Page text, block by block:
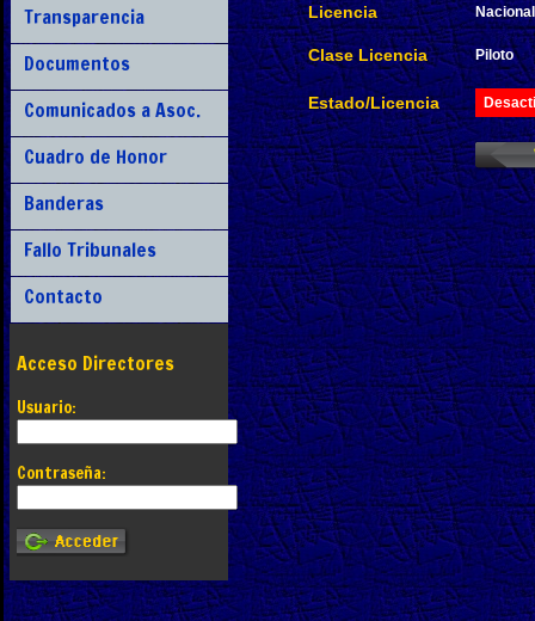
Transparencia
Documentos
Comunicados a Asoc.
Cuadro de Honor
Banderas
Fallo Tribunales
Contacto
Acceso Directores
Usuario:
Contraseña:
Licencia Nacional
Clase Licencia Piloto
Estado/Licencia